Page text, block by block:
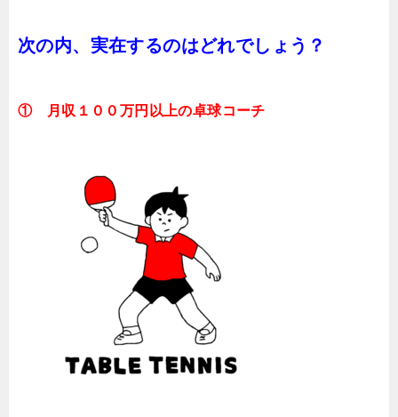
次の内、実在するのはどれでしょう？
① 月収１００万円以上の卓球コーチ